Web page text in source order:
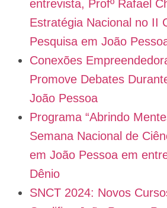
entrevista, Profº Rafael
Estratégia Nacional no II
Pesquisa em João
Conexões
Promove Debates
João Pessoa
Programa “Abrindo
Semana Nacional de
em João Pessoa em
Dênio
SNCT 2024: Novos